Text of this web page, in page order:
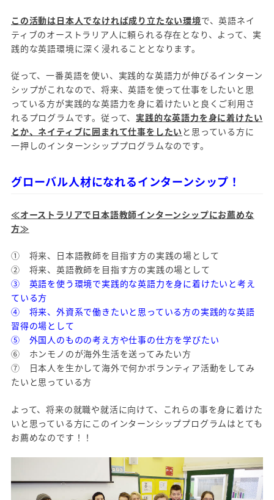
この活動は日本人でなければ成り立たない環境で、英語ネイ
ティブのオーストラリア人に頼られる存在となり、よって、実
践的な英語環境に深く浸れることとなります。
従って、一番英語を使い、実践的な英語力が伸びるインターン
シップがこれなので、将来、英語を使って仕事をしたいと思
っている方が実践的な英語力を身に着けたいと良くご利用さ
れるプログラムです。従って、 実践的な英語力を身に着けたい
とか、ネイティブに囲まれて仕事をしたい と思っている方に
一押しのインターンシッププログラムなのです。
グローバル人材になれるインターンシップ！
≪オーストラリアで日本語教師インターンシップにお薦めな
方≫
① 将来、日本語教師を目指す方の実践の場として
② 将来、英語教師を目指す方の実践の場として
③ 英語を使う環境で実践的な英語力を身に着けたいと考え
ている方
④ 将来、外資系で働きたいと思っている方の実践的な英語
習得の場として
⑤ 外国人のものの考え方や仕事の仕方を学びたい
⑥ ホンモノのが海外生活を送ってみたい方
⑦ 日本人を生かして海外で何かボランティア活動をしてみ
たいと思っている方
よって、将来の就職や就活に向けて、これらの事を身に着けた
いと思っている方にこのインターンシッププログラムはとても
お薦めなのです！！